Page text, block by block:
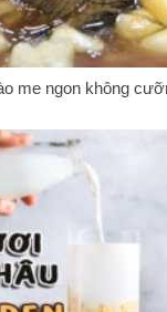
me ngon không